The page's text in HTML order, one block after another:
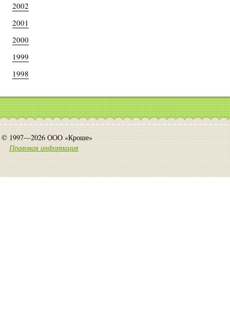
2002
2001
2000
1999
1998
© 1997—2026 ООО «Кроше»
Правовая информация